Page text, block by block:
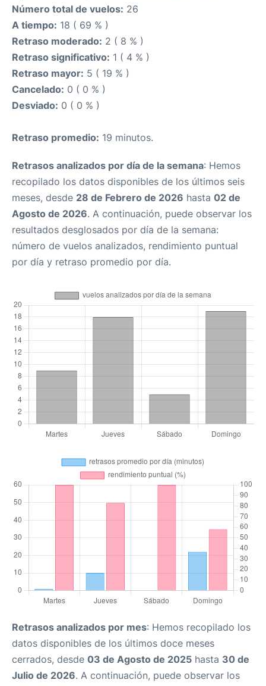
Número total de vuelos: 26
A tiempo: 18 ( 69 % )
Retraso moderado: 2 ( 8 % )
Retraso significativo: 1 ( 4 % )
Retraso mayor: 5 ( 19 % )
Cancelado: 0 ( 0 % )
Desviado: 0 ( 0 % )
Retraso promedio: 19 minutos.
Retrasos analizados por día de la semana: Hemos
recopilado los datos disponibles de los últimos seis
meses, desde 28 de Febrero de 2026 hasta 02 de
Agosto de 2026. A continuación, puede observar los
resultados desglosados por día de la semana:
número de vuelos analizados, rendimiento puntual
por día y retraso promedio por día.
Retrasos analizados por mes: Hemos recopilado los
datos disponibles de los últimos doce meses
cerrados, desde 03 de Agosto de 2025 hasta 30 de
Julio de 2026. A continuación, puede observar los